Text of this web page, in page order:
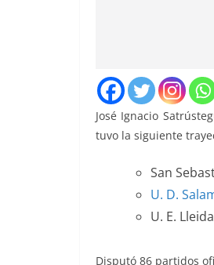
José Ignacio
tuvo la siguiente
San
U. D.
U. E.
Disputó 86 partidos